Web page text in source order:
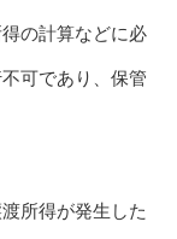
の計算などに必
可であり、保管
所得が発生した